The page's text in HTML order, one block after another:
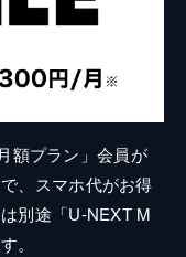
額プラン」会員が
、スマホ代がお得
別途「U-NEXT M
。